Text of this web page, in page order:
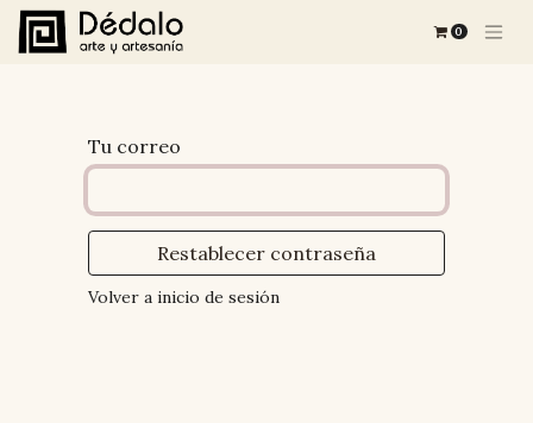
0
Tu correo
Restablecer contraseña
Volver a inicio de sesión